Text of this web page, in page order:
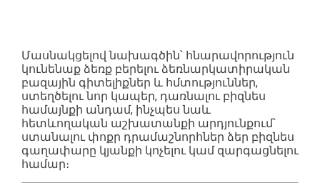
Մասնակցելով նախագծին՝ հնարավորություն
կունենաք ձեռք բերելու ձեռնարկատիրական
բազային գիտելիքներ և հմտություններ,
ստեղծելու նոր կապեր, դառնալու բիզնես
համայնքի անդամ, ինչպես նաև
հետևողական աշխատանքի արդյունքում՝
ստանալու փոքր դրամաշնորհներ ձեր բիզնես
գաղափարը կյանքի կոչելու կամ զարգացնելու
համար։